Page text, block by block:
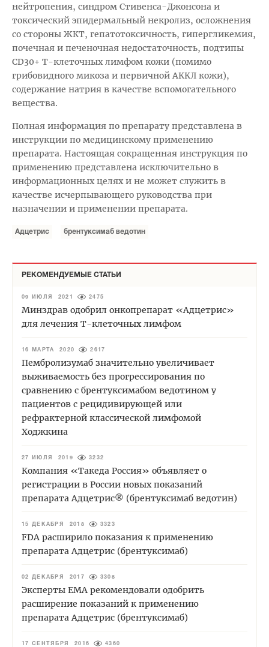
нейтропения, синдром Стивенса-Джонсона и
токсический эпидермальный некролиз, осложнения
со стороны ЖКТ, гепатотоксичность, гипергликемия,
почечная и печеночная недостаточность, подтипы
CD30+ Т-клеточных лимфом кожи (помимо
грибовидного микоза и первичной АККЛ кожи),
содержание натрия в качестве вспомогательного
вещества.
Полная информация по препарату представлена в
инструкции по медицинскому применению
препарата. Настоящая сокращенная инструкция по
применению представлена исключительно в
информационных целях и не может служить в
качестве исчерпывающего руководства при
назначении и применении препарата.
Адцетрис брентуксимаб ведотин
РЕКОМЕНДУЕМЫЕ СТАТЬИ
09 ИЮЛЯ 2021 2475
Минздрав одобрил онкопрепарат «Адцетрис»
для лечения Т-клеточных лимфом
16 МАРТА 2020 2617
Пембролизумаб значительно увеличивает
выживаемость без прогрессирования по
сравнению с брентуксимабом ведотином у
пациентов с рецидивирующей или
рефрактерной классической лимфомой
Ходжкина
27 ИЮЛЯ 2019 3232
Компания «Такеда Россия» объявляет о
регистрации в России новых показаний
препарата Адцетрис® (брентуксимаб ведотин)
15 ДЕКАБРЯ 2018 3323
FDA расширило показания к применению
препарата Адцетрис (брентуксимаб)
02 ДЕКАБРЯ 2017 3308
Эксперты ЕМА рекомендовали одобрить
расширение показаний к применению
препарата Адцетрис (брентуксимаб)
17 СЕНТЯБРЯ 2016 4360